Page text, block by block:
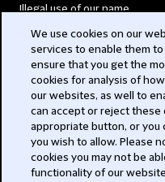
Illegal use of our name
Modern Slavery Act
Privacy
Subscribe
We use cookies on our
services to enable them
ensure that you get the
cookies for analysis of
our websites, as well to
can accept or reject these
appropriate button, or you
you wish to allow. Please
cookies you may not be
functionality of our